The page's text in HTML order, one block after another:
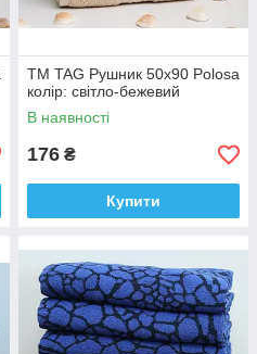
ТМ TAG Рушник 50х90 Polosa
колір: світло-бежевий
В наявності
176 ₴
Купити